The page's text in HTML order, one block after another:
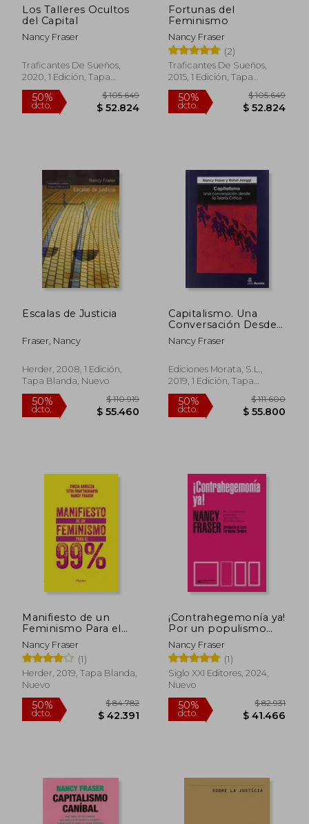
Los Talleres Ocultos
del Capital
Nancy Fraser
Traficantes De Sueños,
2020, 1 Edición, Tapa
Blanda, Nuevo
50% $ 105.649
Fortunas del
Feminismo
Nancy Fraser
(2)
Traficantes De Sueños,
2015, 1 Edición, Tapa
Blanda, Nuevo
50%
Escalas de Justicia
Fraser, Nancy
Herder, 2008, 1 Edición,
Tapa Blanda, Nuevo
50% $ 110.919
Capitalismo. Una
Conversación Desde
La Teoría Crítica
Nancy Fraser
Ediciones Morata, S.L.,
2019, 1 Edición, Tapa
Blanda, Nuevo
50%
Manifiesto de un
Feminismo Para el
99%
Nancy Fraser
(1)
Herder, 2019, Tapa Blanda,
Nuevo
¡Contrahegemonía ya!
Por un populismo
progresista que
enfrente al
neoliberalismo
Nancy Fraser
(1)
Siglo XXI Editores, 2024,
Nuevo